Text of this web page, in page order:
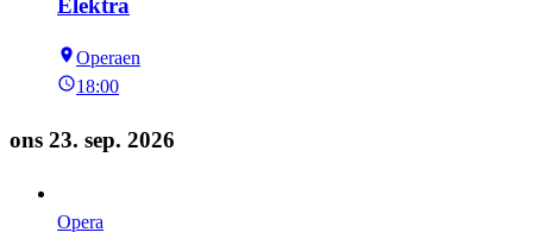
Operaen
18:00
ons 23. sep. 2026
Opera